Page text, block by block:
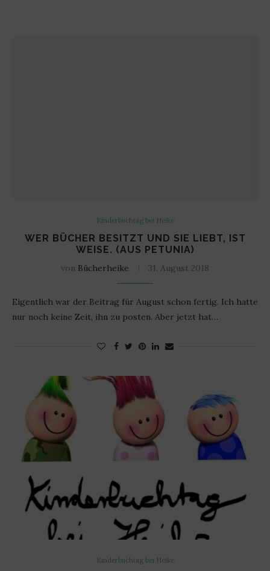
Kinderbuchtag bei Heike
WER BÜCHER BESITZT UND SIE LIEBT, IST
WEISE. (AUS PETUNIA)
von Bücherheike 31. August 2018
Eigentlich war der Beitrag für August schon fertig. Ich hatte
nur noch keine Zeit, ihn zu posten. Aber jetzt hat…
Kinderbuchtag bei Heike